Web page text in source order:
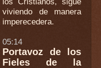
viviendo de manera
imperecedera.
05:14
Portavoz de los
Fieles de la